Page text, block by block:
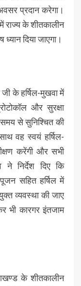
प्रदान करेगा।
राज्य के शीतकालीन
दिया जाएगा।
जी के हर्षिल-मुखवा में
और सुरक्षा
समय से सुनिश्चित की
वह स्वयं हर्षिल-
करेंगी और सभी
निर्देश दिए कि
पूजन सहित हर्षिल में
व्यवस्था की जाए
भी कारगर इंतजाम
के शीतकालीन